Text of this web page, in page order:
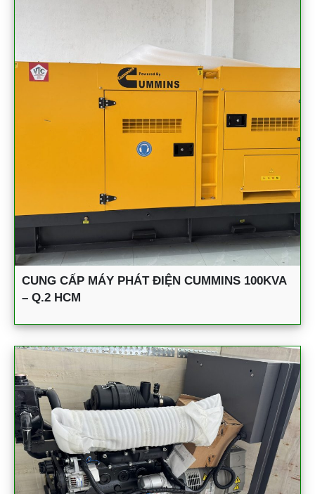
CUNG CẤP MÁY PHÁT ĐIỆN CUMMINS 100KVA
– Q.2 HCM